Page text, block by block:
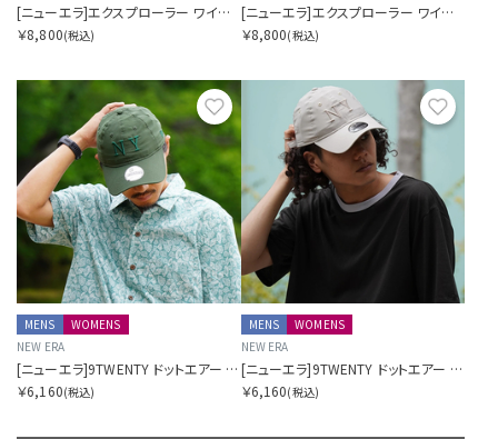
[ニューエラ]エクスプローラー ワイドブリム ドットエアー SORA別注 ネイビー
￥8,800(税込)
[ニューエラ]エクスプローラー ワイドブリム ドットエアー SORA別注 Dグリーン
￥8,800(税込)
お気に入り
MENS
WOMENS
NEW ERA
[ニューエラ]9TWENTY ドットエアー SORA別注 ロングバイザー Dグリーン
￥6,160(税込)
MENS
WOMENS
NEW ERA
[ニューエラ]9TWENTY ドットエアー SORA別注 ロングバイザー ベージュ
￥6,160(税込)